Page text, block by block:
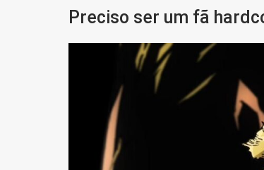
Preciso ser um fã